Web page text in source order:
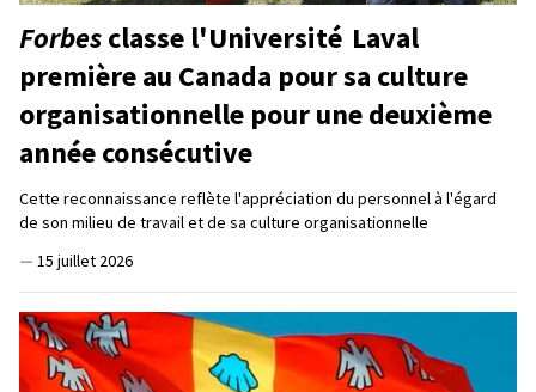
Forbesclasse l'Université Laval
première au Canada pour sa culture
organisationnelle pour une deuxième
année consécutive
Cette reconnaissance reflète l'appréciation du personnel à l'égard
de son milieu de travail et de sa culture organisationnelle
— 15 juillet 2026